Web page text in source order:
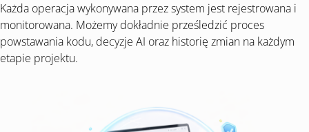
Każda operacja wykonywana przez system jest rejestrowana i
monitorowana. Możemy dokładnie prześledzić proces
powstawania kodu, decyzje AI oraz historię zmian na każdym
etapie projektu.